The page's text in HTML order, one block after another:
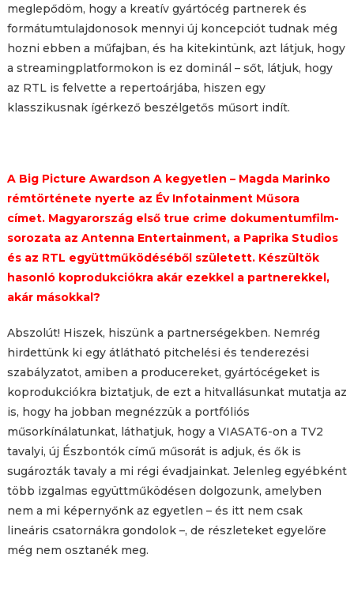
meglepődöm, hogy a kreatív gyártócég partnerek és
formátumtulajdonosok mennyi új koncepciót tudnak még
hozni ebben a műfajban, és ha kitekintünk, azt látjuk, hogy
a streamingplatformokon is ez dominál – sőt, látjuk, hogy
az RTL is felvette a repertoárjába, hiszen egy
klasszikusnak ígérkező beszélgetős műsort indít.
A Big Picture Awardson A kegyetlen – Magda Marinko
rémtörténete nyerte az Év Infotainment Műsora
címet. Magyarország első true crime dokumentumfilm-
sorozata az Antenna Entertainment, a Paprika Studios
és az RTL együttműködéséből született. Készültök
hasonló koprodukciókra akár ezekkel a partnerekkel,
akár másokkal?
Abszolút! Hiszek, hiszünk a partnerségekben. Nemrég
hirdettünk ki egy átlátható pitchelési és tenderezési
szabályzatot, amiben a producereket, gyártócégeket is
koprodukciókra biztatjuk, de ezt a hitvallásunkat mutatja az
is, hogy ha jobban megnézzük a portfóliós
műsorkínálatunkat, láthatjuk, hogy a VIASAT6-on a TV2
tavalyi, új Észbontók című műsorát is adjuk, és ők is
sugározták tavaly a mi régi évadjainkat. Jelenleg egyébként
több izgalmas együttműködésen dolgozunk, amelyben
nem a mi képernyőnk az egyetlen – és itt nem csak
lineáris csatornákra gondolok –, de részleteket egyelőre
még nem osztanék meg.